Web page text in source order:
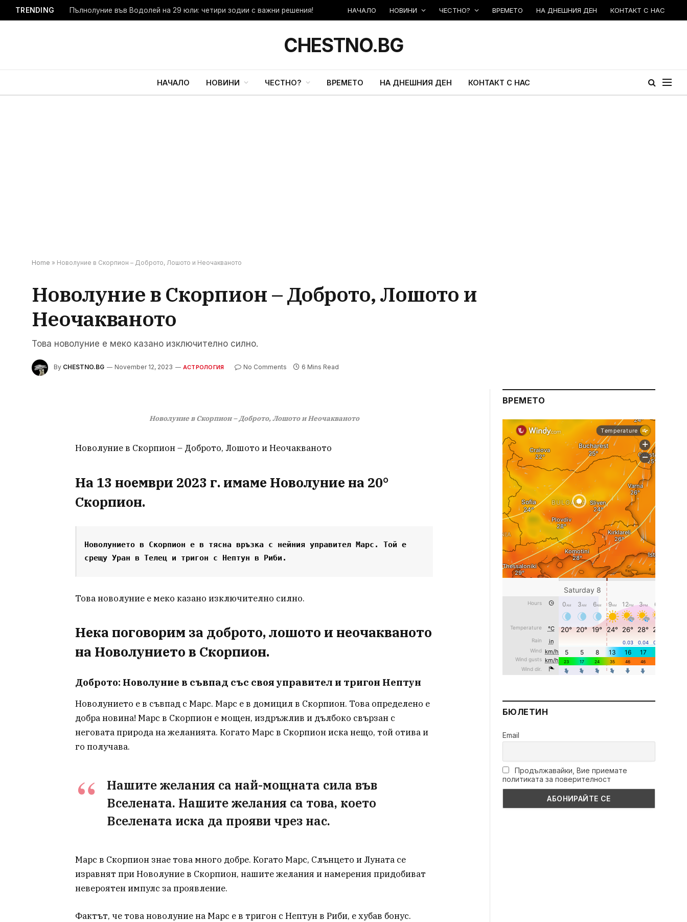
TRENDING Пълнолуние във Водолей на 29 юли: четири зодии с важни решения! НАЧАЛО НОВИНИ ЧЕСТНО? ВРЕМЕТО НА ДНЕШНИЯ ДЕН КОНТАКТ С НАС
CHESTNO.BG
НАЧАЛО НОВИНИ ЧЕСТНО? ВРЕМЕТО НА ДНЕШНИЯ ДЕН КОНТАКТ С НАС
Home » Новолуние в Скорпион – Доброто, Лошото и Неочакваното
Новолуние в Скорпион – Доброто, Лошото и
Неочакваното
Това новолуние е меко казано изключително силно.
By CHESTNO.BG November 12, 2023 АСТРОЛОГИЯ No Comments 6 Mins Read
Новолуние в Скорпион – Доброто, Лошото и Неочакваното
Новолуние в Скорпион – Доброто, Лошото и Неочакваното
На 13 ноември 2023 г. имаме Новолуние на 20°
Скорпион.
Новолунието в Скорпион е в тясна връзка с нейния управител Марс. Той е
срещу Уран в Телец и тригон с Нептун в Риби.
Това новолуние е меко казано изключително силно.
Нека поговорим за доброто, лошото и неочакваното
на Новолунието в Скорпион.
Доброто: Новолуние в съвпад със своя управител и тригон Нептун
Новолунието е в съвпад с Марс. Марс е в домицил в Скорпион. Това определено е
добра новина! Марс в Скорпион е мощен, издръжлив и дълбоко свързан с
неговата природа на желанията. Когато Марс в Скорпион иска нещо, той отива и
го получава.
Нашите желания са най-мощната сила във
Вселената. Нашите желания са това, което
Вселената иска да прояви чрез нас.
Марс в Скорпион знае това много добре. Когато Марс, Слънцето и Луната се
изравнят при Новолуние в Скорпион, нашите желания и намерения придобиват
невероятен импулс за проявление.
Фактът, че това новолуние на Марс е в тригон с Нептун в Риби, е хубав бонус.
ВРЕМЕТО
БЮЛЕТИН
Email
Продължавайки, Вие приемате
политиката за поверителност